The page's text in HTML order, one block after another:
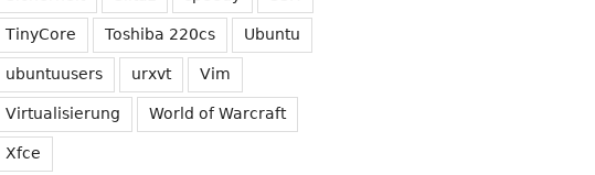
TinyCore Toshiba 220cs Ubuntu
ubuntuusers urxvt Vim
Virtualisierung World of Warcraft
Xfce